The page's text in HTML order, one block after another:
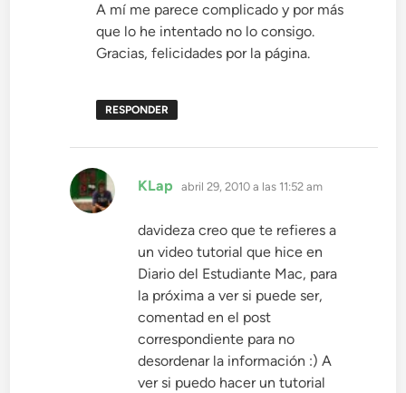
A mí me parece complicado y por más
que lo he intentado no lo consigo.
Gracias, felicidades por la página.
RESPONDER
KLap dice:
abril 29, 2010 a las 11:52 am
davideza creo que te refieres a
un video tutorial que hice en
Diario del Estudiante Mac, para
la próxima a ver si puede ser,
comentad en el post
correspondiente para no
desordenar la información :) A
ver si puedo hacer un tutorial